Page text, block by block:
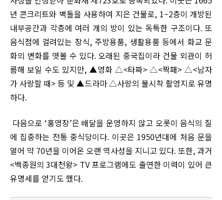
년 콘크리트와 벽돌을 사용하여 지은 건물로, 1~2층이 개방된
내부공간과 각층에 여러 개의 방이 있는 독특한 구조이다. 또
음식점에 걸려있는 장식, 주방용품, 생활용품 등에서 화교 문
화의 변화를 엿볼 수 있다. 오래된 중국집이라 건물 외관이 허
름해 보일 수도 있지만, ▲영화 △<타짜> △<짝패> △<남자
가 사랑할 때> 등 및 ▲드라마 △사랑의 불시착 촬영지로 유명
하다.
다음으로 ‘홍영장’은 배달을 운영하지 않고 오롯이 음식의 질
에 집중하는 전통 중식당이다. 이곳은 1950년대에 처음 문을
열어 약 70년을 이어온 오랜 역사성을 지니고 있다. 또한, 과거
<백종원의 3대천왕> TV 프로그램에도 출연한 이력이 있어 큰
유명세를 얻기도 했다.